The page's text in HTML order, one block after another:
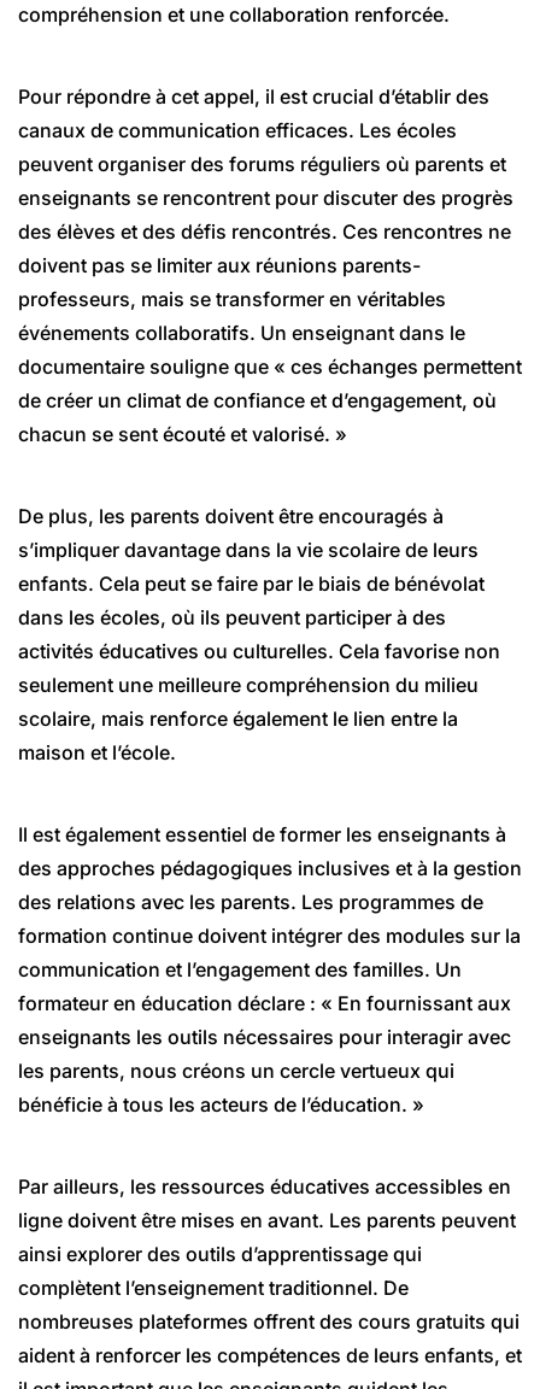
compréhension et une collaboration renforcée.
Pour répondre à cet appel, il est crucial d’établir des
canaux de communication efficaces. Les écoles
peuvent organiser des forums réguliers où parents et
enseignants se rencontrent pour discuter des progrès
des élèves et des défis rencontrés. Ces rencontres ne
doivent pas se limiter aux réunions parents-
professeurs, mais se transformer en véritables
événements collaboratifs. Un enseignant dans le
documentaire souligne que « ces échanges permettent
de créer un climat de confiance et d’engagement, où
chacun se sent écouté et valorisé. »
De plus, les parents doivent être encouragés à
s’impliquer davantage dans la vie scolaire de leurs
enfants. Cela peut se faire par le biais de bénévolat
dans les écoles, où ils peuvent participer à des
activités éducatives ou culturelles. Cela favorise non
seulement une meilleure compréhension du milieu
scolaire, mais renforce également le lien entre la
maison et l’école.
Il est également essentiel de former les enseignants à
des approches pédagogiques inclusives et à la gestion
des relations avec les parents. Les programmes de
formation continue doivent intégrer des modules sur la
communication et l’engagement des familles. Un
formateur en éducation déclare : « En fournissant aux
enseignants les outils nécessaires pour interagir avec
les parents, nous créons un cercle vertueux qui
bénéficie à tous les acteurs de l’éducation. »
Par ailleurs, les ressources éducatives accessibles en
ligne doivent être mises en avant. Les parents peuvent
ainsi explorer des outils d’apprentissage qui
complètent l’enseignement traditionnel. De
nombreuses plateformes offrent des cours gratuits qui
aident à renforcer les compétences de leurs enfants, et